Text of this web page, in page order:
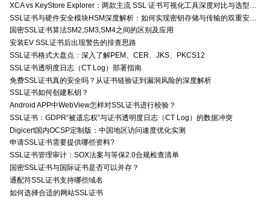
XCA vs KeyStore Explorer：两款主流 SSL 证书可视化工具深度对比与选型指南
国密SSL证书算法SM2,SM3,SM4之间的区别及应用
安装EV SSL证书后出现警告的排查思路
SSL证书格式大盘点：深入了解PEM、CER、JKS、PKCS12
SSL证书透明度日志（CT Log）部署指南
免费SSL证书真的安全吗？从证书链验证到漏洞风险的深度解析
SSL证书如何创建私钥？
Android APP中WebView怎样对SSL证书进行校验？
SSL证书：GDPR“被遗忘权”与证书透明度日志（CT Log）的数据冲突
Digicert国内OCSP定制版：中国地区访问速度优化实测
申请SSL证书需要提供哪些资料?
SSL证书管理审计：SOX法案与等保2.0合规检查清单
国密SSL证书与国际证书是否可以并存？
通配符SSL证书支持哪些域名
如何选择合适的网站SSL证书